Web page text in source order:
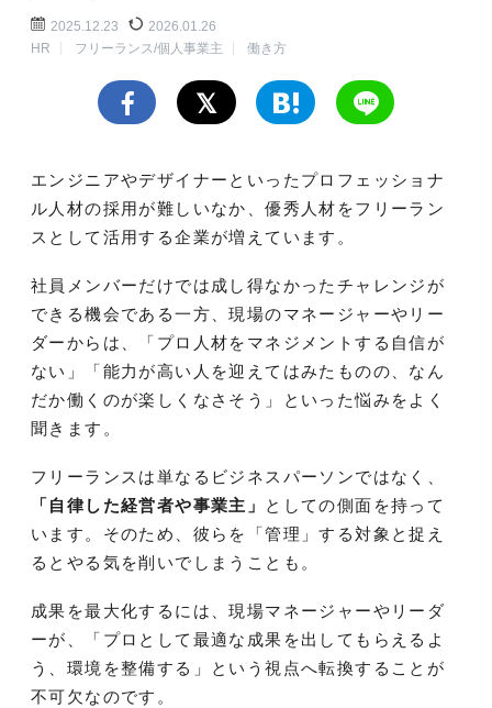
2025.12.23
2026.01.26
HR
フリーランス/個人事業主 働き方
エンジニアやデザイナーといったプロフェッショナ
ル人材の採用が難しいなか、優秀人材をフリーラン
スとして活用する企業が増えています。
社員メンバーだけでは成し得なかったチャレンジが
できる機会である一方、現場のマネージャーやリー
ダーからは、「プロ人材をマネジメントする自信が
ない」「能力が高い人を迎えてはみたものの、なん
だか働くのが楽しくなさそう」といった悩みをよく
聞きます。
フリーランスは単なるビジネスパーソンではなく、
「自律した経営者や事業主」
としての側面を持って
います。そのため、彼らを「管理」する対象と捉え
るとやる気を削いでしまうことも。
成果を最大化するには、現場マネージャーやリーダ
ーが、「プロとして最適な成果を出してもらえるよ
う、環境を整備する」という視点へ転換することが
不可欠なのです。